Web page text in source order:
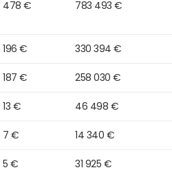
478 € 783 493 €
196 € 330 394 €
187 € 258 030 €
13 € 46 498 €
7 € 14 340 €
5 € 31 925 €